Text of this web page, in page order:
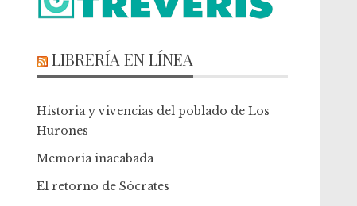
LIBRERÍA EN LÍNEA
Historia y vivencias del poblado de Los
Hurones
Memoria inacabada
El retorno de Sócrates